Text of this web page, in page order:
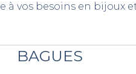
à vos besoins en bijoux
BAGUES